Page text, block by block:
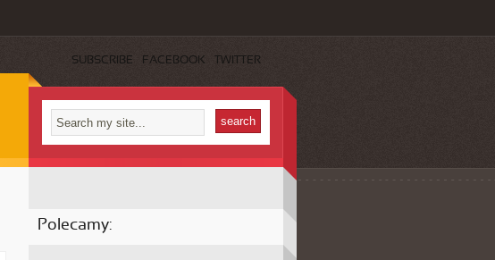
SUBSCRIBE FACEBOOK TWITTER
Polecamy: